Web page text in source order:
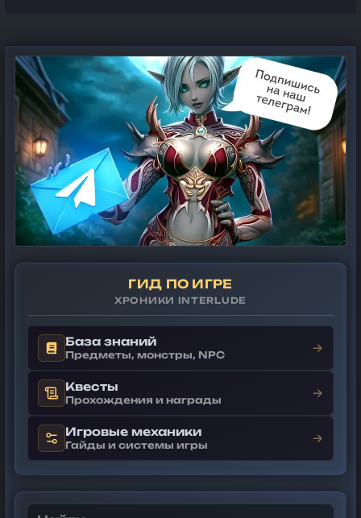
ГИД ПО ИГРЕ
ХРОНИКИ INTERLUDE
База знаний
Предметы, монстры, NPC →
Квесты
Прохождения и награды →
Игровые механики
Гайды и системы игры →